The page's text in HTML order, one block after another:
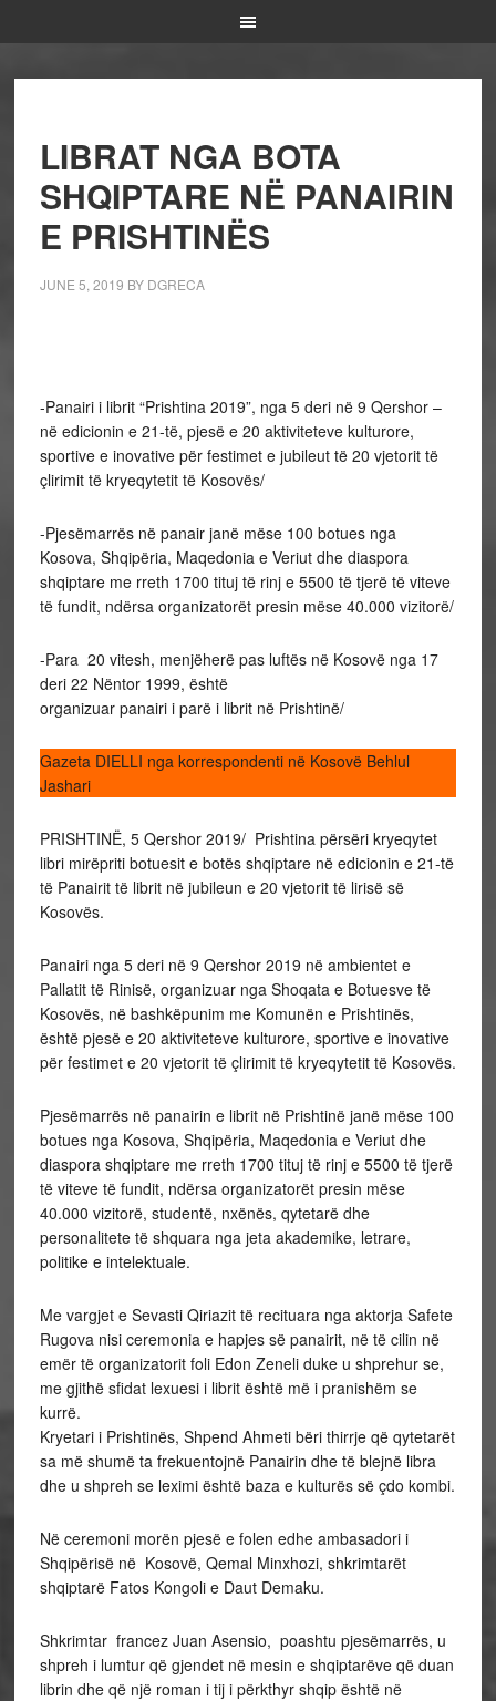
LIBRAT NGA BOTA
SHQIPTARE NË PANAIRIN
E PRISHTINËS
JUNE 5, 2019 BY DGRECA
-Panairi i librit “Prishtina 2019”, nga 5 deri në 9 Qershor –
në edicionin e 21-të, pjesë e 20 aktiviteteve kulturore,
sportive e inovative për festimet e jubileut të 20 vjetorit të
çlirimit të kryeqytetit të Kosovës/
-Pjesëmarrës në panair janë mëse 100 botues nga
Kosova, Shqipëria, Maqedonia e Veriut dhe diaspora
shqiptare me rreth 1700 tituj të rinj e 5500 të tjerë të viteve
të fundit, ndërsa organizatorët presin mëse 40.000 vizitorë/
-Para 20 vitesh, menjëherë pas luftës në Kosovë nga 17
deri 22 Nëntor 1999, është
organizuar panairi i parë i librit në Prishtinë/
Gazeta DIELLI nga korrespondenti në Kosovë Behlul
Jashari
PRISHTINË, 5 Qershor 2019/ Prishtina përsëri kryeqytet
libri mirëpriti botuesit e botës shqiptare në edicionin e 21-të
të Panairit të librit në jubileun e 20 vjetorit të lirisë së
Kosovës.
Panairi nga 5 deri në 9 Qershor 2019 në ambientet e
Pallatit të Rinisë, organizuar nga Shoqata e Botuesve të
Kosovës, në bashkëpunim me Komunën e Prishtinës,
është pjesë e 20 aktiviteteve kulturore, sportive e inovative
për festimet e 20 vjetorit të çlirimit të kryeqytetit të Kosovës.
Pjesëmarrës në panairin e librit në Prishtinë janë mëse 100
botues nga Kosova, Shqipëria, Maqedonia e Veriut dhe
diaspora shqiptare me rreth 1700 tituj të rinj e 5500 të tjerë
të viteve të fundit, ndërsa organizatorët presin mëse
40.000 vizitorë, studentë, nxënës, qytetarë dhe
personalitete të shquara nga jeta akademike, letrare,
politike e intelektuale.
Me vargjet e Sevasti Qiriazit të recituara nga aktorja Safete
Rugova nisi ceremonia e hapjes së panairit, në të cilin në
emër të organizatorit foli Edon Zeneli duke u shprehur se,
me gjithë sfidat lexuesi i librit është më i pranishëm se
kurrë.
Kryetari i Prishtinës, Shpend Ahmeti bëri thirrje që qytetarët
sa më shumë ta frekuentojnë Panairin dhe të blejnë libra
dhe u shpreh se leximi është baza e kulturës së çdo kombi.
Në ceremoni morën pjesë e folen edhe ambasadori i
Shqipërisë në Kosovë, Qemal Minxhozi, shkrimtarët
shqiptarë Fatos Kongoli e Daut Demaku.
Shkrimtar francez Juan Asensio, poashtu pjesëmarrës, u
shpreh i lumtur që gjendet në mesin e shqiptarëve që duan
librin dhe që një roman i tij i përkthyr shqip është në